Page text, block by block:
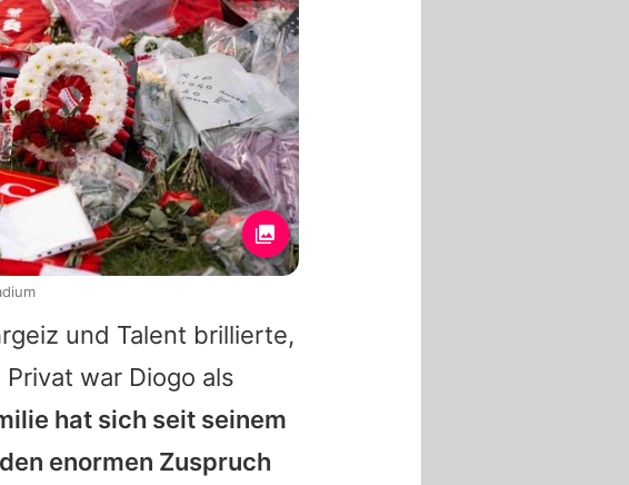
und Talent brillierte,
war Diogo als
hat sich seit seinem
enormen Zuspruch